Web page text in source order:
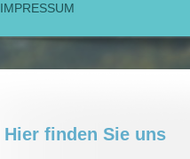
IMPRESSUM
Hier finden Sie uns